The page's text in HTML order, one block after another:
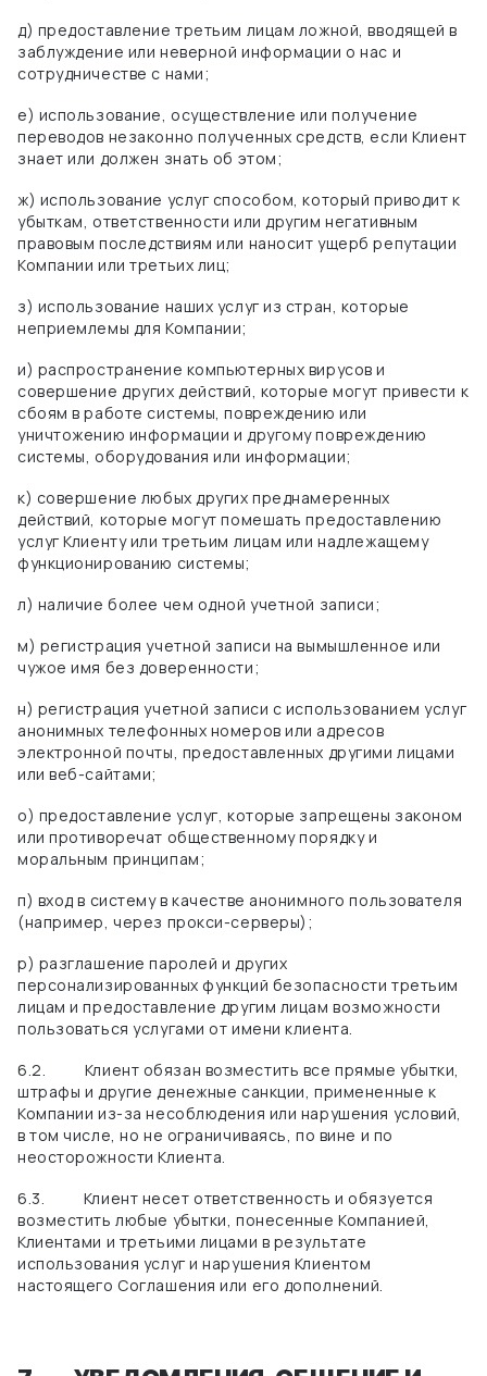
д) предоставление третьим лицам ложной, вводящей в
заблуждение или неверной информации о нас и
сотрудничестве с нами;
е) использование, осуществление или получение
переводов незаконно полученных средств, если Клиент
знает или должен знать об этом;
ж) использование услуг способом, который приводит к
убыткам, ответственности или другим негативным
правовым последствиям или наносит ущерб репутации
Компании или третьих лиц;
з) использование наших услуг из стран, которые
неприемлемы для Компании;
и) распространение компьютерных вирусов и
совершение других действий, которые могут привести к
сбоям в работе системы, повреждению или
уничтожению информации и другому повреждению
системы, оборудования или информации;
к) совершение любых других преднамеренных
действий, которые могут помешать предоставлению
услуг Клиенту или третьим лицам или надлежащему
функционированию системы;
л) наличие более чем одной учетной записи;
м) регистрация учетной записи на вымышленное или
чужое имя без доверенности;
н) регистрация учетной записи с использованием услуг
анонимных телефонных номеров или адресов
электронной почты, предоставленных другими лицами
или веб-сайтами;
о) предоставление услуг, которые запрещены законом
или противоречат общественному порядку и
моральным принципам;
п) вход в систему в качестве анонимного пользователя
(например, через прокси-серверы);
р) разглашение паролей и других
персонализированных функций безопасности третьим
лицам и предоставление другим лицам возможности
пользоваться услугами от имени клиента.
6.2.
Клиент обязан возместить все прямые убытки,
штрафы и другие денежные санкции, примененные к
Компании из-за несоблюдения или нарушения условий,
в том числе, но не ограничиваясь, по вине и по
неосторожности Клиента.
6.3.
Клиент несет ответственность и обязуется
возместить любые убытки, понесенные Компанией,
Клиентами и третьими лицами в результате
использования услуг и нарушения Клиентом
настоящего Соглашения или его дополнений.